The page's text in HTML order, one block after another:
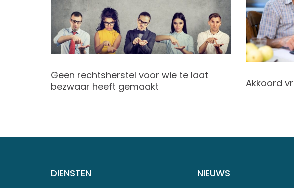
Geen rechtsherstel voor wie te laat
bezwaar heeft gemaakt
Akkoord
DIENSTEN NIEUWS